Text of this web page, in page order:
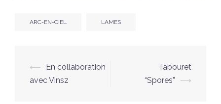
ARC-EN-CIEL LAMES
Navigation
d’article
⟵
En collaboration
avec Vinsz
Tabouret
“Spores”
⟶